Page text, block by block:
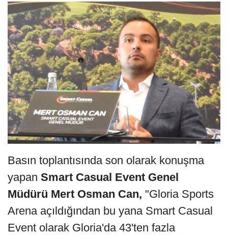
Basın toplantısında son olarak konuşma
yapan Smart Casual Event Genel
Müdürü Mert Osman Can, "Gloria Sports
Arena açıldığından bu yana Smart Casual
Event olarak Gloria'da 43'ten fazla